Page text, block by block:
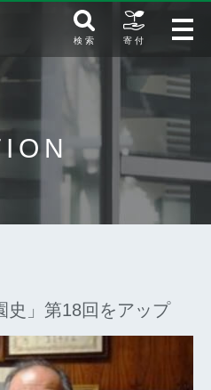
検 索 寄 付
史」第18回をアップ